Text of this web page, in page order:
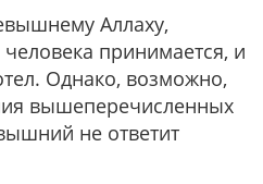
Аллаху,
принимается, и
Однако, возможно,
вышеперечисленных
не ответит